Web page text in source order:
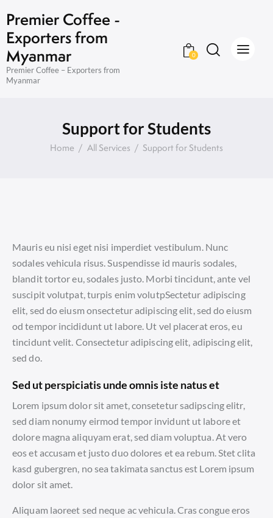
Premier Coffee -
Exporters from
Myanmar
Premier Coffee – Exporters from
Myanmar
0
Support for Students
Home All Services Support for Students
Mauris eu nisi eget nisi imperdiet vestibulum. Nunc
sodales vehicula risus. Suspendisse id mauris sodales,
blandit tortor eu, sodales justo. Morbi tincidunt, ante vel
suscipit volutpat, turpis enim volutpSectetur adipiscing
elit, sed do eiusm onsectetur adipiscing elit, sed do eiusm
od tempor incididunt ut labore. Ut vel placerat eros, eu
tincidunt velit. Consectetur adipiscing elit, adipiscing elit,
sed do.
Sed ut perspiciatis unde omnis iste natus et
Lorem ipsum dolor sit amet, consetetur sadipscing elitr,
sed diam nonumy eirmod tempor invidunt ut labore et
dolore magna aliquyam erat, sed diam voluptua. At vero
eos et accusam et justo duo dolores et ea rebum. Stet clita
kasd gubergren, no sea takimata sanctus est Lorem ipsum
dolor sit amet.
Aliquam laoreet sed neque ac vehicula. Cras congue eros